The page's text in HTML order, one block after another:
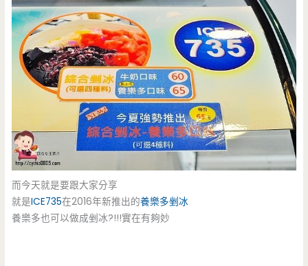
而今天就是要跟大家分享
就是ICE735在2016年新推出的養樂多剉冰
養樂多也可以做成剉冰?!!!實在有夠妙